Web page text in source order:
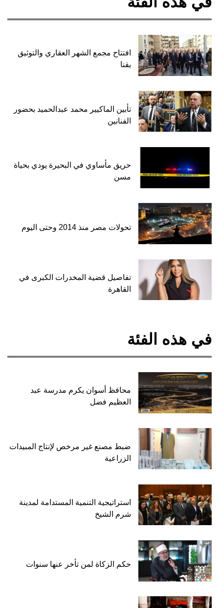
افتتاح مجمع الشهر العقاري والتوثيق
بقنا
تأبين الماكيير محمد عبدالحميد بحضور
الفنانين
حريق مأساوي في البحيرة يودي بحياة
مسن
تحولات مصر منذ 2014 وحتى اليوم
تفاصيل قضية المخدرات الكبرى في
القاهرة
في هذه الفئة
محافظ أسوان يكرم مدرسة عبد
العظيم فضل
ضبط مصنع غير مرخص لإنتاج المبيدات
الزراعية
استراتيجية التنمية المستدامة لمدينة
شرم الشيخ
حكم الزكاة لمن تأخر عنها سنوات